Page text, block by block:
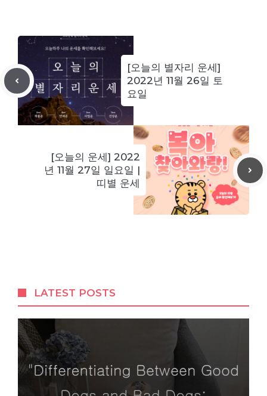
[오늘의 별자리 운세]
2022년 11월 26일 토
요일
[오늘의 운세] 2022
년 11월 27일 일요일 |
띠별 운세
LATEST POSTS